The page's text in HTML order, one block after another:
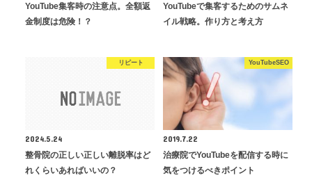
YouTube集客時の注意点。全額返
金制度は危険！？
YouTubeで集客するためのサムネ
イル戦略。作り方と考え方
リピート
2024.5.24
整骨院の正しい正しい離脱率はど
れくらいあればいいの？
YouTubeSEO
2019.7.22
治療院でYouTubeを配信する時に
気をつけるべきポイント